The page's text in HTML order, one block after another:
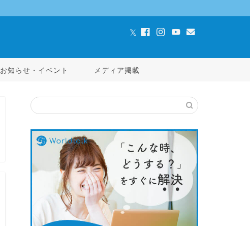
お知らせ・イベント メディア掲載